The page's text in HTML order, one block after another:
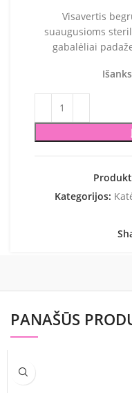
Visavertis
suaugusioms
gabalėliai
Kategorijos:
PANAŠŪS